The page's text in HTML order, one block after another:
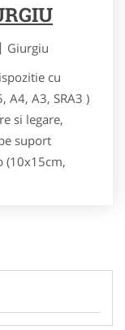
Giurgiu
cu
A4, A3, SRA3 )
si legare,
suport
(10x15cm,